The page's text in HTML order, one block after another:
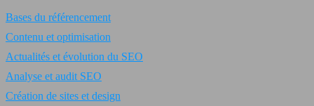
Bases du référencement
Contenu et optimisation
Actualités et évolution du SEO
Analyse et audit SEO
Création de sites et design